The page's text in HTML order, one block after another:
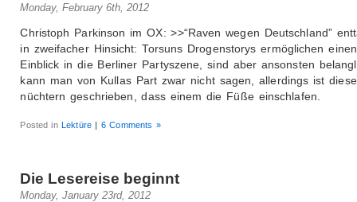
Monday, February 6th, 2012
Christoph Parkinson im OX: >>“Raven wegen Deutschland”
in zweifacher Hinsicht: Torsuns Drogenstorys ermöglichen
Einblick in die Berliner Partyszene, sind aber ansonsten
kann man von Kullas Part zwar nicht sagen, allerdings ist
nüchtern geschrieben, dass einem die Füße einschlafen.
Posted inLektüre | 6 Comments »
Die Lesereise beginnt
Monday, January 23rd, 2012